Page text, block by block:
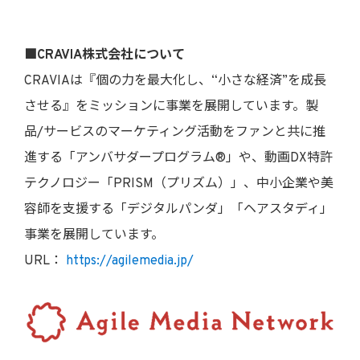
■CRAVIA株式会社について
CRAVIAは『個の力を最大化し、“小さな経済”を成長
させる』をミッションに事業を展開しています。製
品/サービスのマーケティング活動をファンと共に推
進する「アンバサダープログラム®」や、動画DX特許
テクノロジー「PRISM（プリズム）」、中小企業や美
容師を支援する「デジタルパンダ」「ヘアスタディ」
事業を展開しています。
URL： https://agilemedia.jp/